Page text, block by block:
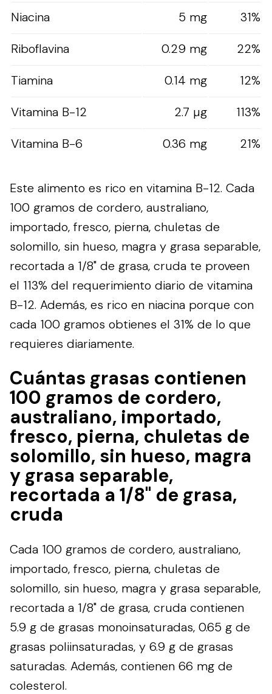
Niacina
5 mg
31%
Riboflavina
0.29 mg
22%
Tiamina
0.14 mg
12%
Vitamina B-12
2.7 µg
113%
Vitamina B-6
0.36 mg 21%
Este alimento es rico en vitamina B-12. Cada
100 gramos de cordero, australiano,
importado, fresco, pierna, chuletas de
solomillo, sin hueso, magra y grasa separable,
recortada a 1/8" de grasa, cruda te proveen
el 113% del requerimiento diario de vitamina
B-12. Además, es rico en niacina porque con
cada 100 gramos obtienes el 31% de lo que
requieres diariamente.
Cuántas grasas contienen
100 gramos de cordero,
australiano, importado,
fresco, pierna, chuletas de
solomillo, sin hueso, magra
y grasa separable,
recortada a 1/8" de grasa,
cruda
Cada 100 gramos de cordero, australiano,
importado, fresco, pierna, chuletas de
solomillo, sin hueso, magra y grasa separable,
recortada a 1/8" de grasa, cruda contienen
5.9 g de grasas monoinsaturadas, 0.65 g de
grasas poliinsaturadas, y 6.9 g de grasas
saturadas. Además, contienen 66 mg de
colesterol.